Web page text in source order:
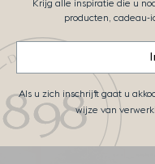
Krijg alle inspiratie die u
producten, cadeau-
Als u zich inschrijft gaat u
wijze van